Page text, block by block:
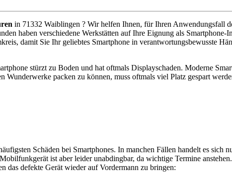
in 71332 Waiblingen ? Wir helfen Ihnen, für Ihren Anwendungsfall
haben verschiedene Werkstätten auf Ihre Eignung als Smartphone-
damit Sie Ihr geliebtes Smartphone in verantwortungsbewusste
stürzt zu Boden und hat oftmals Displayschaden. Moderne
packen zu können, muss oftmals viel Platz gespart
Schäden bei Smartphones. In manchen Fällen handelt es sich
ist aber leider unabdingbar, da wichtige Termine
das defekte Gerät wieder auf Vordermann zu bringen: